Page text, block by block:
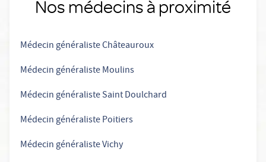
Nos médecins à proximité
Médecin généraliste Châteauroux
Médecin généraliste Moulins
Médecin généraliste Saint Doulchard
Médecin généraliste Poitiers
Médecin généraliste Vichy